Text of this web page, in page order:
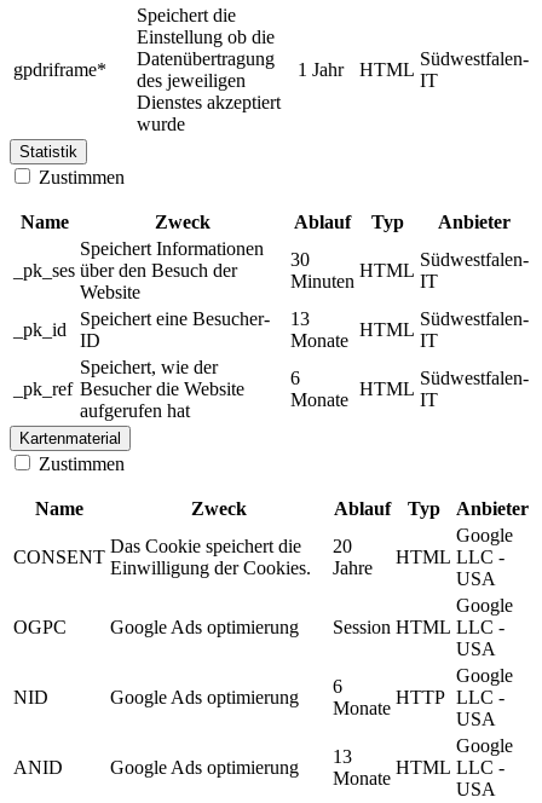
gpdriframe*
Speichert die
Einstellung ob die
Datenübertragung
des jeweiligen
Dienstes akzeptiert
wurde
1 Jahr HTML
Südwestfalen-
IT
Statistik
Zustimmen
Name Zweck Ablauf Typ Anbieter
_pk_ses
Speichert Informationen
über den Besuch der
Website
30
Minuten
HTML
Südwestfalen-
IT
_pk_id
Speichert eine Besucher-
ID
13
Monate
HTML
Südwestfalen-
IT
_pk_ref
Speichert, wie der
Besucher die Website
aufgerufen hat
6
Monate
HTML
Südwestfalen-
IT
Kartenmaterial
Zustimmen
Name Zweck Ablauf Typ Anbieter
CONSENT
Das Cookie speichert die
Einwilligung der Cookies.
20
Jahre
HTML
Google
LLC -
USA
OGPC Google Ads optimierung Session HTML
Google
LLC -
USA
NID Google Ads optimierung
6
Monate
HTTP
Google
LLC -
USA
ANID Google Ads optimierung
13
Monate
HTML
Google
LLC -
USA